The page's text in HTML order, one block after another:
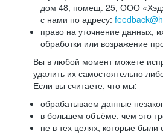
дом 48, помещ. 25, ООО
с нами по адресу:
право на уточнение данных,
обработки или возражение
Вы в любой момент можете
удалить их самостоятельно
Если вы считаете, что мы:
обрабатываем данные
в большем объёме, чем это
не в тех целях, которые были